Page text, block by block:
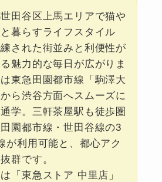
田谷区上馬エリアで猫や
暮らすライフスタイル
された街並みと利便性が
魅力的な毎日が広がりま
東急田園都市線「駒澤大
ら渋谷方面へスムーズに
学。三軒茶屋駅も徒歩圏
園都市線・世田谷線の3
が利用可能と、都心アク
群です。
「東急ストア 中里店」